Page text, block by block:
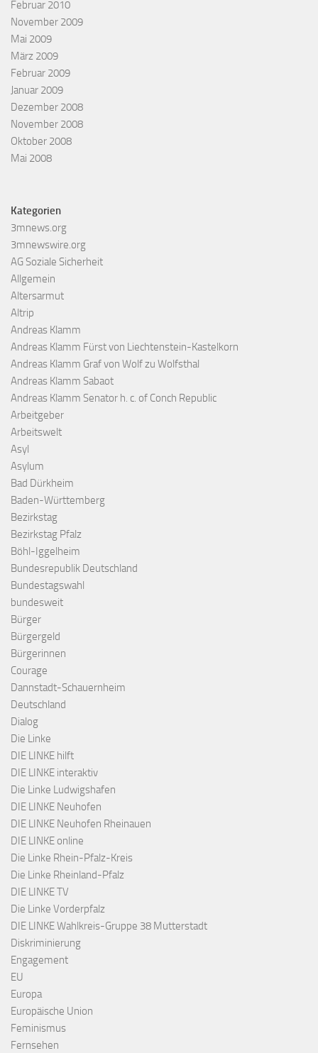
Februar 2010
November 2009
Mai 2009
März 2009
Februar 2009
Januar 2009
Dezember 2008
November 2008
Oktober 2008
Mai 2008
Kategorien
3mnews.org
3mnewswire.org
AG Soziale Sicherheit
Allgemein
Altersarmut
Altrip
Andreas Klamm
Andreas Klamm Fürst von Liechtenstein-Kastelkorn
Andreas Klamm Graf von Wolf zu Wolfsthal
Andreas Klamm Sabaot
Andreas Klamm Senator h. c. of Conch Republic
Arbeitgeber
Arbeitswelt
Asyl
Asylum
Bad Dürkheim
Baden-Württemberg
Bezirkstag
Bezirkstag Pfalz
Böhl-Iggelheim
Bundesrepublik Deutschland
Bundestagswahl
bundesweit
Bürger
Bürgergeld
Bürgerinnen
Courage
Dannstadt-Schauernheim
Deutschland
Dialog
Die Linke
DIE LINKE hilft
DIE LINKE interaktiv
Die Linke Ludwigshafen
DIE LINKE Neuhofen
DIE LINKE Neuhofen Rheinauen
DIE LINKE online
Die Linke Rhein-Pfalz-Kreis
Die Linke Rheinland-Pfalz
DIE LINKE TV
Die Linke Vorderpfalz
DIE LINKE Wahlkreis-Gruppe 38 Mutterstadt
Diskriminierung
Engagement
EU
Europa
Europäische Union
Feminismus
Fernsehen